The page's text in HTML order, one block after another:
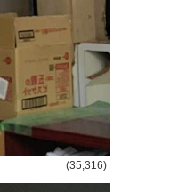
(35,316)